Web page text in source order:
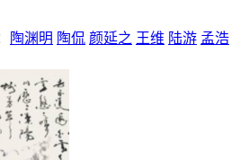
陶渊明 陶侃 颜延之 王维 陆游 孟浩